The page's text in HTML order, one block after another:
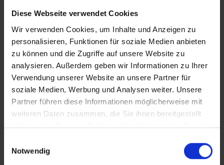
Diese Webseite verwendet Cookies
Wir verwenden Cookies, um Inhalte und Anzeigen zu
personalisieren, Funktionen für soziale Medien anbieten
zu können und die Zugriffe auf unsere Website zu
analysieren. Außerdem geben wir Informationen zu Ihrer
Verwendung unserer Website an unsere Partner für
soziale Medien, Werbung und Analysen weiter. Unsere
Partner führen diese Informationen möglicherweise mit
weiteren Daten zusammen, die Sie ihnen bereitgestellt
haben oder die sie im Rahmen Ihrer Nutzung der Dienste
Notwendig
Nachweis der Anreise aus einem EU-Land oder der Schweiz
fordert. Sollte ein derartiger Nachweis nicht gelingen, kann
es vorkommen, dass der Hotelier
Nachzahlungsforderungen stellt oder die Buchung nicht
akzeptiert. Bitte beachten Sie, dass die vtours
Hotelbeschreibung für Ihre Buchung relevant ist! Es ist
möglich, dass in Einzelfällen nicht alle Veranstalter
Hotelbeschreibungen ausweisen oder es entscheidende
Unterschiede in den beschriebenen Leistungen gibt. Aug.
2023
Wichtige Hinweise